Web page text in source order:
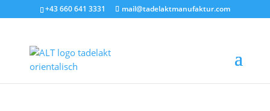
+43 660 641 3331 mail@tadelaktmanufaktur.com